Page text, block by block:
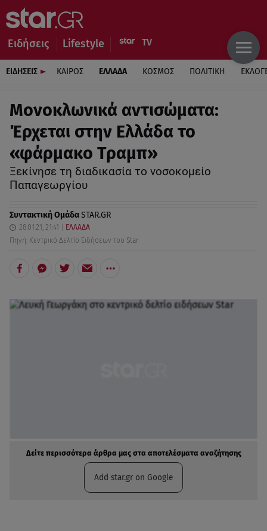
Ειδήσεις Lifestyle
ΕΙΔΗΣΕΙΣ ΚΑΙΡΟΣ ΕΛΛΑΔΑ ΚΟΣΜΟΣ ΠΟΛΙΤΙΚΗ
Μονοκλωνικά αντισώματα:
Έρχεται στην Ελλάδα το
«φάρμακο Τραμπ»
Ξεκίνησε τη διαδικασία το νοσοκομείο
Παπαγεωργίου
Συντακτική ΟμάδαSTAR.GR
28.01.21, 21:41
ΕΛΛΑΔΑ
Πηγή: Κεντρικό Δελτίο Ειδήσεων του Star
Δείτε περισσότερα άρθρα μας στα αποτελέσματα αναζήτησης
Add star.gr on Google